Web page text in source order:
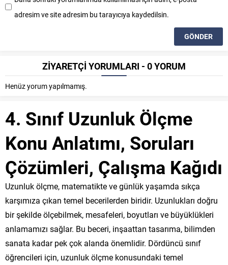
adresim ve site adresim bu tarayıcıya kaydedilsin.
ZİYARETÇİ YORUMLARI - 0 YORUM
Henüz yorum yapılmamış.
4. Sınıf Uzunluk Ölçme
Konu Anlatımı, Soruları
Çözümleri, Çalışma Kağıdı
Uzunluk ölçme, matematikte ve günlük yaşamda sıkça
karşımıza çıkan temel becerilerden biridir. Uzunlukları doğru
bir şekilde ölçebilmek, mesafeleri, boyutları ve büyüklükleri
anlamamızı sağlar. Bu beceri, inşaattan tasarıma, bilimden
sanata kadar pek çok alanda önemlidir. Dördüncü sınıf
öğrencileri için, uzunluk ölçme konusundaki temel